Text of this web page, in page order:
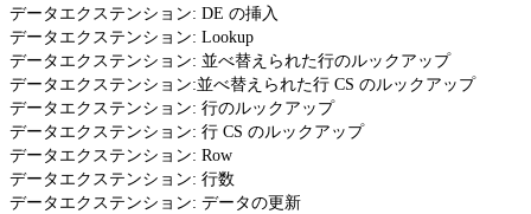
データエクステンション: DE の挿入
データエクステンション: Lookup
データエクステンション: 並べ替えられた行のルックアップ
データエクステンション:並べ替えられた行 CS のルックアップ
データエクステンション: 行のルックアップ
データエクステンション: 行 CS のルックアップ
データエクステンション: Row
データエクステンション: 行数
データエクステンション: データの更新